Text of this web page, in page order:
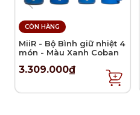
Dùng để ướp, lên men các
cải chua, kimchi, dưa muối,…
Lưu ý vệ sinh và sử
Rửa sản phẩm bằng
dụng.
CÒN HÀNG
MiiR - Bộ Bình giữ nhiệt 4
món - Màu Xanh Coban
3.309.000₫